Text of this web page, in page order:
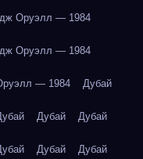
Оруэлл — 1984
Оруэлл — 1984
— 1984 Дубай
Дубай Дубай
Дубай Дубай